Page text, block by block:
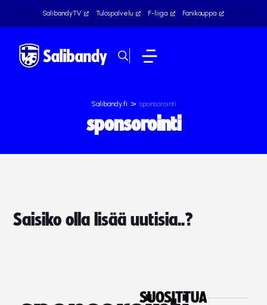
SalibandyTV Tulospalvelu F-liiga Fanikauppa
Salibandy.fi > sponsorointi
sponsorointi
Saisiko olla lisää uutisia..?
SUOSITTUA